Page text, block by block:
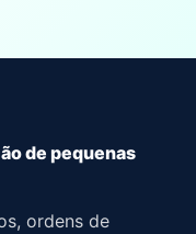
de pequenas
ordens de